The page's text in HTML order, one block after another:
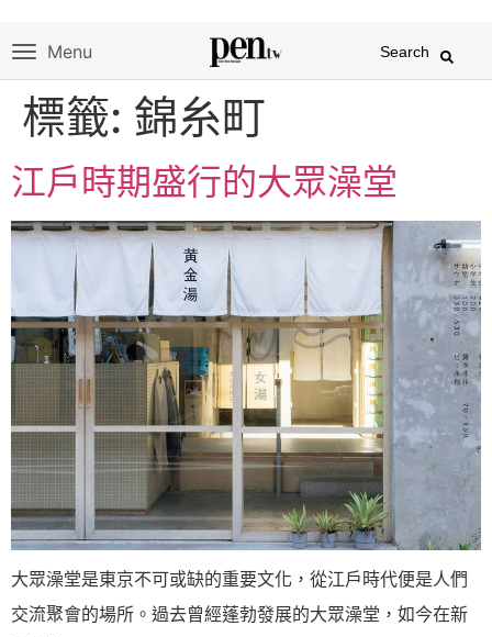
Menu Search
標籤: 錦糸町
江戶時期盛行的大眾澡堂
大眾澡堂是東京不可或缺的重要文化，從江戶時代便是人們
交流聚會的場所。過去曾經蓬勃發展的大眾澡堂，如今在新